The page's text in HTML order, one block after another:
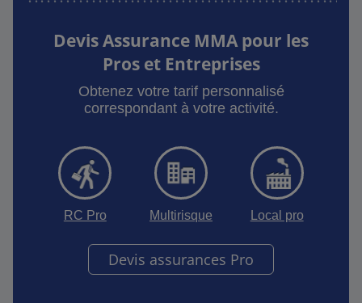
Devis Assurance MMA pour les
Pros et Entreprises
Obtenez votre tarif personnalisé
correspondant à votre activité.
RC Pro Multirisque Local pro
Devis assurances Pro